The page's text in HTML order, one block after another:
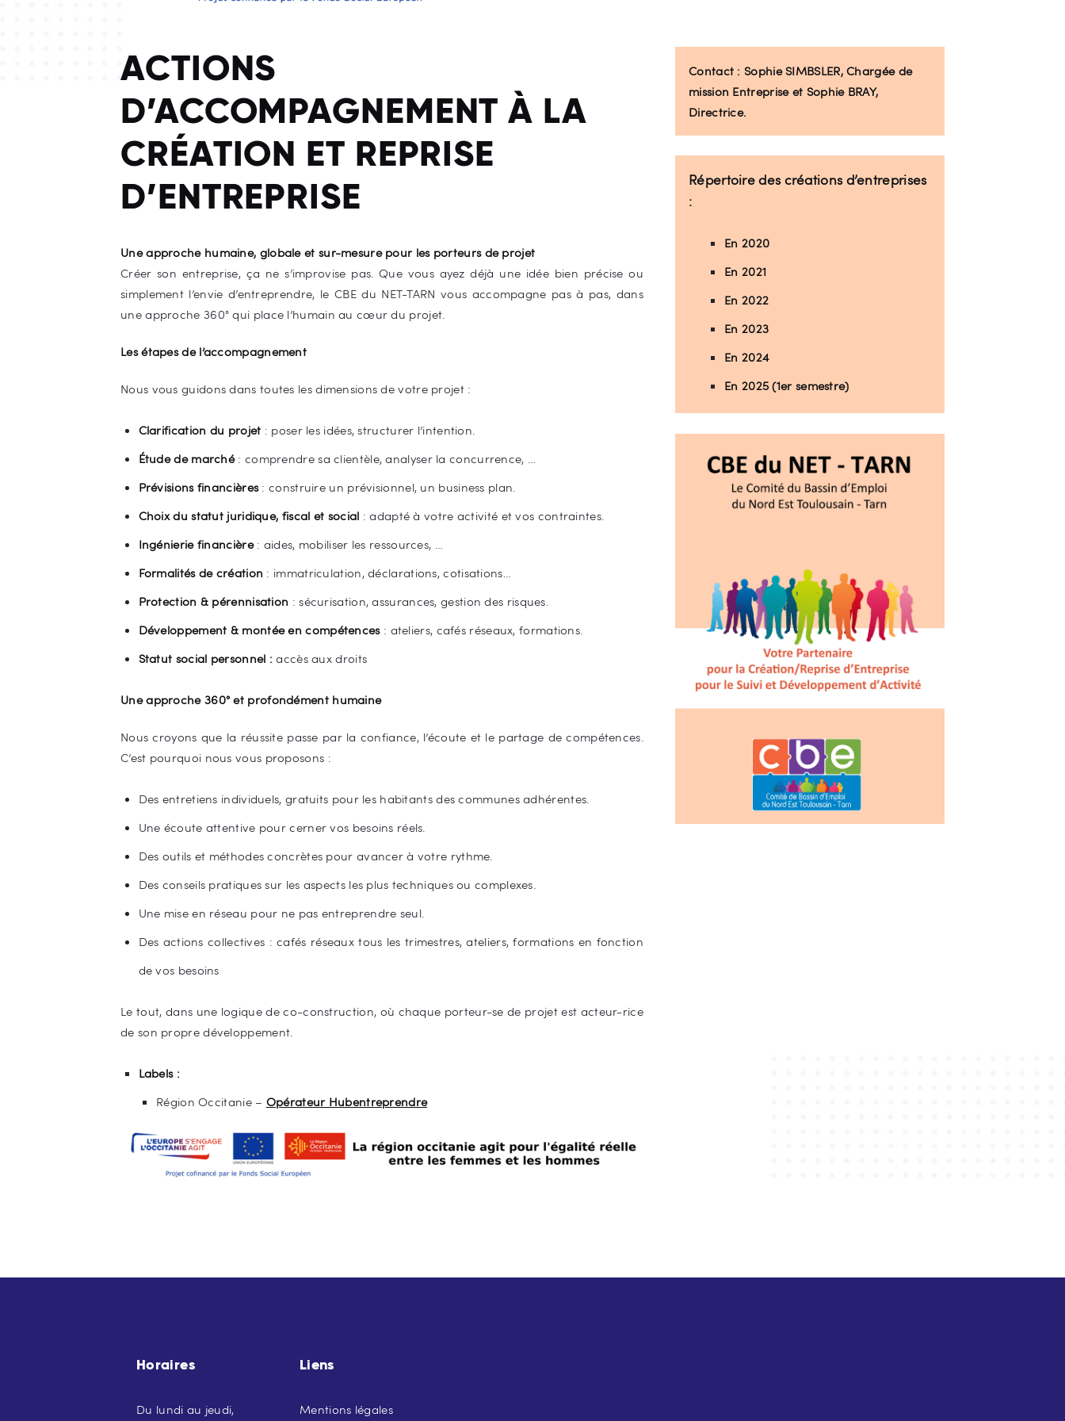
ACTIONS
D’ACCOMPAGNEMENT À LA
CRÉATION ET REPRISE
D’ENTREPRISE
Une approche humaine, globale et sur-mesure pour les porteurs de projet
Créer son entreprise, ça ne s’improvise pas. Que vous ayez déjà une idée bien précise ou
simplement l’envie d’entreprendre, le CBE du NET-TARN vous accompagne pas à pas, dans
une approche 360° qui place l’humain au cœur du projet.
Les étapes de l’accompagnement
Nous vous guidons dans toutes les dimensions de votre projet :
Clarification du projet : poser les idées, structurer l’intention.
Étude de marché: comprendre sa clientèle, analyser la concurrence, …
Prévisions financières: construire un prévisionnel, un business plan.
Choix du statut juridique, fiscal et social : adapté à votre activité et vos contraintes.
Ingénierie financière: aides, mobiliser les ressources, …
Formalités de création : immatriculation, déclarations, cotisations…
Protection & pérennisation : sécurisation, assurances, gestion des risques.
Développement & montée en compétences: ateliers, cafés réseaux, formations.
Statut social personnel : accès aux droits
Une approche 360° et profondément humaine
Nous croyons que la réussite passe par la confiance, l’écoute et le partage de compétences.
C’est pourquoi nous vous proposons :
Des entretiens individuels, gratuits pour les habitants des communes adhérentes.
Une écoute attentive pour cerner vos besoins réels.
Des outils et méthodes concrètes pour avancer à votre rythme.
Des conseils pratiques sur les aspects les plus techniques ou complexes.
Une mise en réseau pour ne pas entreprendre seul.
Des actions collectives : cafés réseaux tous les trimestres, ateliers, formations en fonction
de vos besoins
Le tout, dans une logique de co-construction, où chaque porteur-se de projet est acteur-rice
de son propre développement.
Labels :
Région Occitanie – Opérateur Hubentreprendre
Contact : Sophie SIMBSLER, Chargée de
mission Entreprise et Sophie BRAY,
Directrice.
Répertoire des créations d’entreprises
:
En 2020
En 2021
En 2022
En 2023
En 2024
En 2025 (1er semestre)
Horaires
Du lundi au jeudi,
Liens
Mentions légales